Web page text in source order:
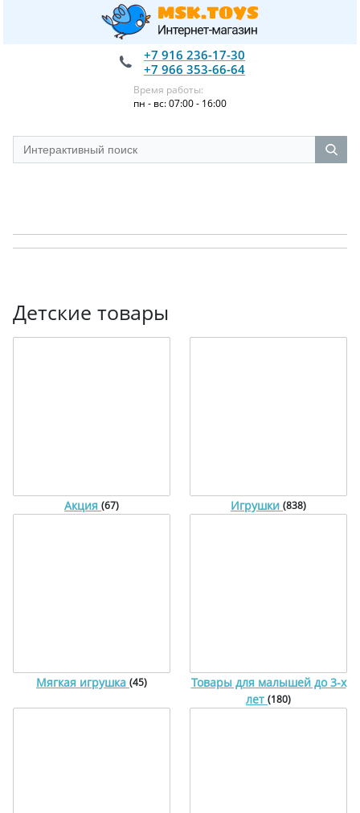
+7 916 236-17-30
+7 966 353-66-64
Время работы:
пн - вс: 07:00 - 16:00
Детские товары
Акция (67) Игрушки (838)
Мягкая игрушка (45)
Товары для малышей до 3-х
лет (180)